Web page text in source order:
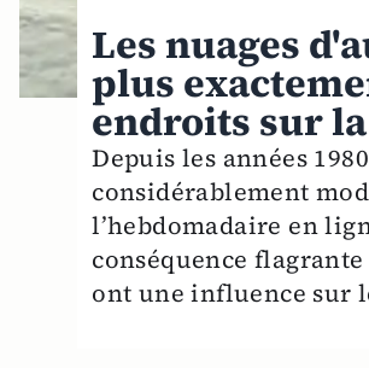
Les nuages
plus
endroits sur
Depuis les années
considérablement
l’hebdomadaire en
conséquence
ont une influence sur